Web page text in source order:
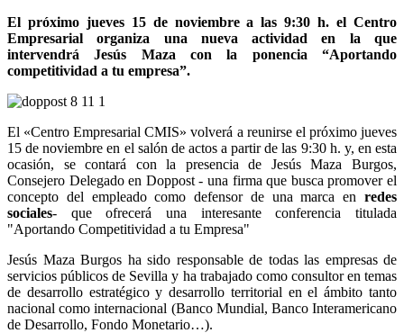
El próximo jueves 15 de noviembre a las 9:30 h. el Centro
Empresarial organiza una nueva actividad en la que
intervendrá Jesús Maza con la ponencia “Aportando
competitividad a tu empresa”.
El «Centro Empresarial CMIS» volverá a reunirse el próximo jueves
15 de noviembre en el salón de actos a partir de las 9:30 h. y, en esta
ocasión, se contará con la presencia de Jesús Maza Burgos,
Consejero Delegado en Doppost - una firma que busca promover el
concepto del empleado como defensor de una marca en redes
sociales- que ofrecerá una interesante conferencia titulada
"Aportando Competitividad a tu Empresa"
Jesús Maza Burgos ha sido responsable de todas las empresas de
servicios públicos de Sevilla y ha trabajado como consultor en temas
de desarrollo estratégico y desarrollo territorial en el ámbito tanto
nacional como internacional (Banco Mundial, Banco Interamericano
de Desarrollo, Fondo Monetario…).